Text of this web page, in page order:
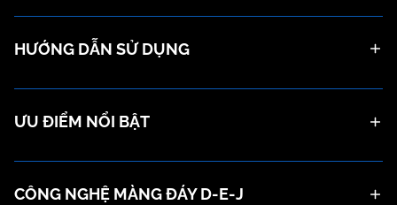
HƯỚNG DẪN SỬ DỤNG
ƯU ĐIỂM NỔI BẬT
CÔNG NGHỆ MÀNG ĐÁY D-E-J